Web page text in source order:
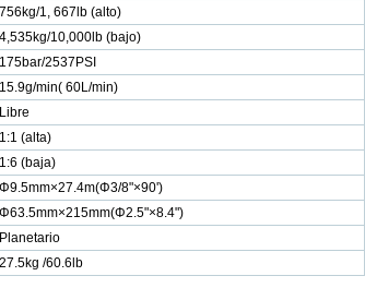
756kg/1, 667lb (alto)
4,535kg/10,000lb (bajo)
175bar/2537PSI
15.9g/min( 60L/min)
Libre
1:1 (alta)
1:6 (baja)
Φ9.5mm×27.4m(Φ3/8"×90')
Φ63.5mm×215mm(Φ2.5"×8.4")
Planetario
27.5kg /60.6lb